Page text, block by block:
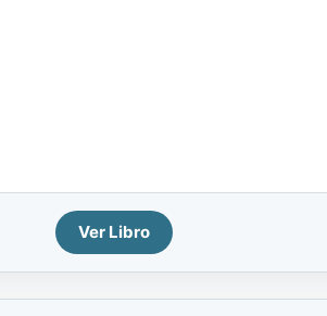
Ver Libro